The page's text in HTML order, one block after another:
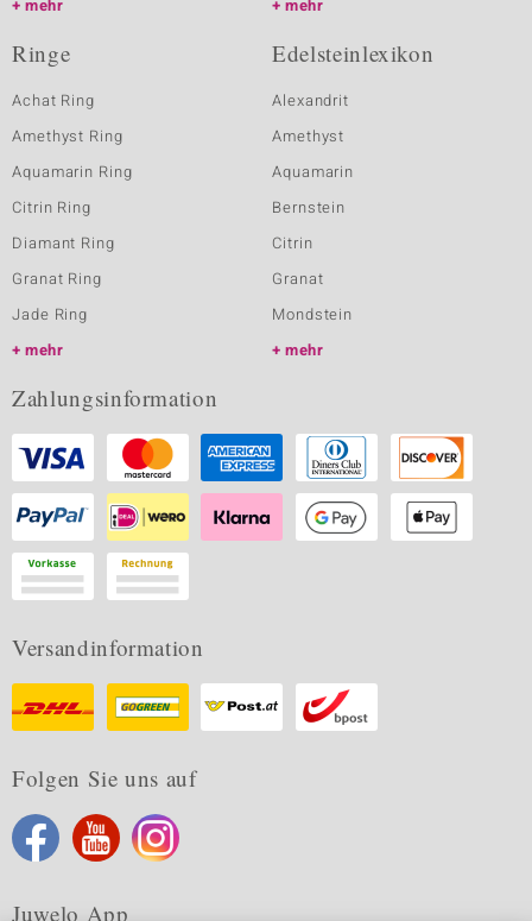
mehr
mehr
Ringe
Achat Ring
Amethyst Ring
Aquamarin Ring
Citrin Ring
Diamant Ring
Granat Ring
Jade Ring
mehr
Edelsteinlexikon
Alexandrit
Amethyst
Aquamarin
Bernstein
Citrin
Granat
Mondstein
mehr
Zahlungsinformation
Versandinformation
Folgen Sie uns auf
Juwelo App